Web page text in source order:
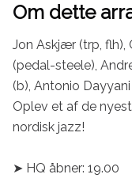
Om dette
Jon Askjær (trp, flh),
(pedal-steele),
(b), Antonio
Oplev et af de
nordisk jazz!
➤ HQ åbner: 19.00